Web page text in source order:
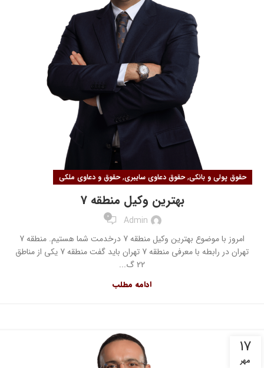
حقوق پولی و بانکی,حقوق دعاوی سایبری,حقوق و دعاوی ملکی
بهترین وکیل منطقه 7
Admin
0
امروز با موضوع بهترین وکیل منطقه 7 درخدمت شما هستیم. منطقه 7
تهران در رابطه با معرفی منطقه 7 تهران باید گفت منطقه 7 یکی از مناطق
22 گ...
ادامه مطلب
۱۷
مهر